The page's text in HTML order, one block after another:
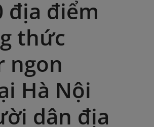
địa điểm
thức
ngon
Hà Nội
dân địa